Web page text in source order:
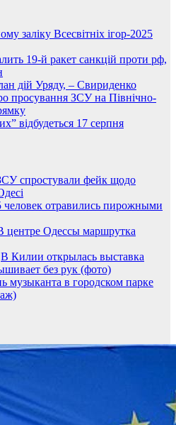
заліку Всесвітніх ігор-2025
19-й ракет санкцій проти рф,
дій Уряду, – Свириденко
просування ЗСУ на Північно-
відбудеться 17 серпня
спростували фейк щодо
человек отравились пирожными
центре Одессы маршрутка
В Килии открылась выставка
без рук (фото)
музыканта в городском парке